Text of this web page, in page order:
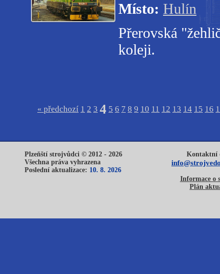
Místo: Hulín
Přerovská
koleji.
« předchozí 1 2 3 4 5 6 7 8 9 10 11 12 13 14 15 16
Plzeňští strojvůdci © 2012 - 2026
Všechna práva vyhrazena
Poslední aktualizace: 10. 8. 2026
Kontaktní
Informace o
Plán